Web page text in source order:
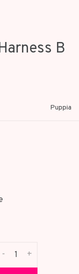
B
Puppia
+
-